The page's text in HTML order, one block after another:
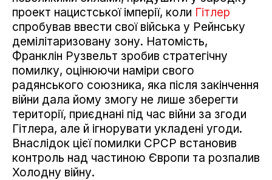
проект нацистської імперії, коли Гітлер
спробував ввести свої війська у Рейнську
демілітаризовану зону. Натомість,
Франклін Рузвельт зробив стратегічну
помилку, оцінюючи наміри свого
радянського союзника, яка після закінчення
війни дала йому змогу не лише зберегти
території, приєднані під час війни за згоди
Гітлера, але й ігнорувати укладені угоди.
Внаслідок цієї помилки СРСР встановив
контроль над частиною Європи та розпалив
Холодну війну.